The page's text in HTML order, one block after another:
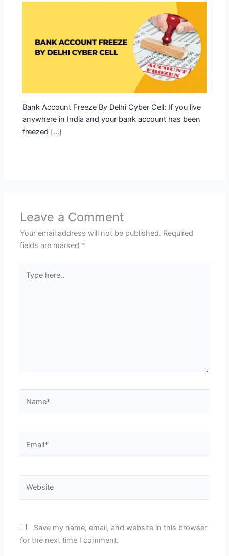
Bank Account Freeze By Delhi Cyber Cell: If you live
anywhere in India and your bank account has been
freezed […]
Leave a Comment
Your email address will not be published. Required
fields are marked *
here..
Save my name, email, and website in this browser
for the next time I comment.